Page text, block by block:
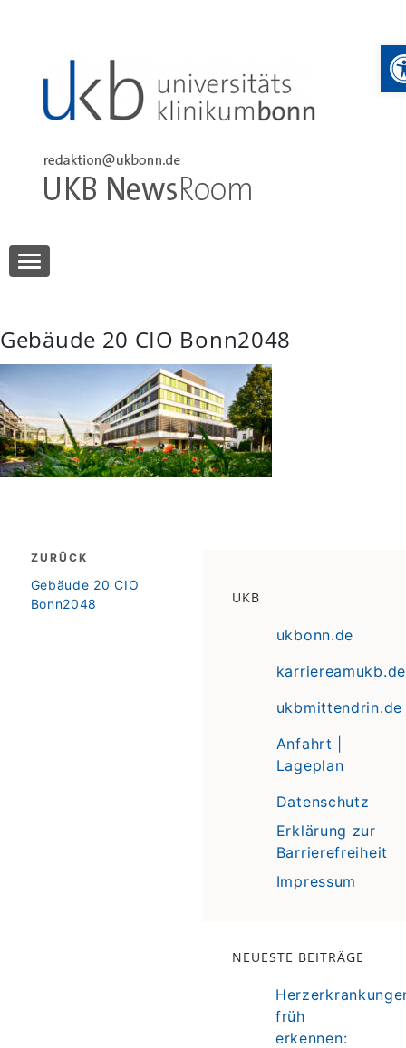
UKB NewsRoom
Gebäude 20 CIO Bonn2048
Beitragsnavigation
ZURÜCK
zurück
Gebäude 20 CIO
Bonn2048
UKB
ukbonn.de
karriereamukb.de
ukbmittendrin.de
Anfahrt |
Lageplan
Datenschutz
Erklärung zur
Barrierefreiheit
Impressum
NEUESTE BEITRÄGE
früh
erkennen: